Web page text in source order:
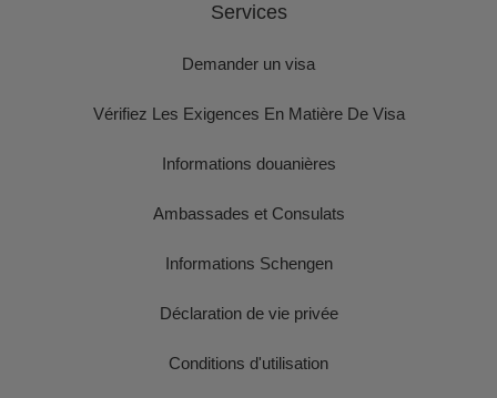
Services
Demander un visa
Vérifiez Les Exigences En Matière De Visa
Informations douanières
Ambassades et Consulats
Informations Schengen
Déclaration de vie privée
Conditions d'utilisation